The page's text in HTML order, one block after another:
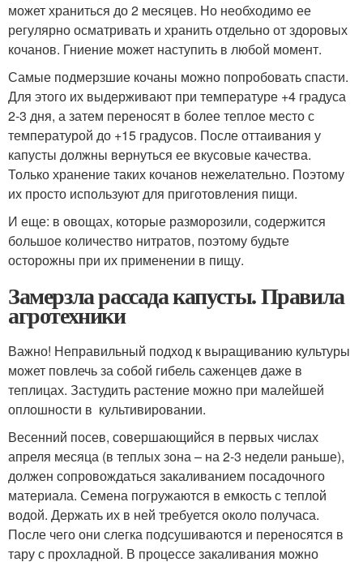
может храниться до 2 месяцев. Но необходимо ее
регулярно осматривать и хранить отдельно от здоровых
кочанов. Гниение может наступить в любой момент.
Самые подмерзшие кочаны можно попробовать спасти.
Для этого их выдерживают при температуре +4 градуса
2-3 дня, а затем переносят в более теплое место с
температурой до +15 градусов. После оттаивания у
капусты должны вернуться ее вкусовые качества.
Только хранение таких кочанов нежелательно. Поэтому
их просто используют для приготовления пищи.
И еще: в овощах, которые разморозили, содержится
большое количество нитратов, поэтому будьте
осторожны при их применении в пищу.
Замерзла рассада капусты. Правила
агротехники
Важно! Неправильный подход к выращиванию культуры
может повлечь за собой гибель саженцев даже в
теплицах. Застудить растение можно при малейшей
оплошности в культивировании.
Весенний посев, совершающийся в первых числах
апреля месяца (в теплых зона – на 2-3 недели раньше),
должен сопровождаться закаливанием посадочного
материала. Семена погружаются в емкость с теплой
водой. Держать их в ней требуется около получаса.
После чего они слегка подсушиваются и переносятся в
тару с прохладной. В процессе закаливания можно